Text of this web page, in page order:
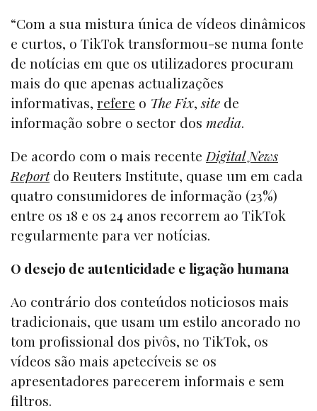
“Com a sua mistura única de vídeos dinâmicos
e curtos, o TikTok transformou-se numa fonte
de notícias em que os utilizadores procuram
mais do que apenas actualizações
informativas, refere o The Fix,site de
informação sobre o sector dos media.
De acordo com o mais recente Digital News
Reportdo Reuters Institute, quase um em cada
quatro consumidores de informação (23%)
entre os 18 e os 24 anos recorrem ao TikTok
regularmente para ver notícias.
O desejo de autenticidade e ligação humana
Ao contrário dos conteúdos noticiosos mais
tradicionais, que usam um estilo ancorado no
tom profissional dos pivôs, no TikTok, os
vídeos são mais apetecíveis se os
apresentadores parecerem informais e sem
filtros.